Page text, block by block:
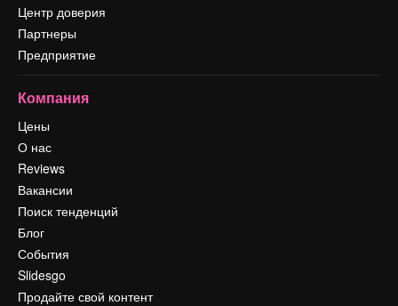
Центр доверия
Партнеры
Предприятие
Компания
Цены
О нас
Reviews
Вакансии
Поиск тенденций
Блог
События
Slidesgo
Продайте свой контент